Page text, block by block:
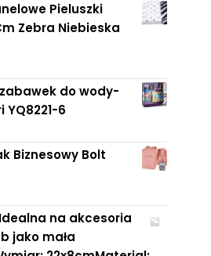
Pieluszki
Zebra Niebieska
do wody-
6
Biznesowy Bolt
na akcesoria
jako mała